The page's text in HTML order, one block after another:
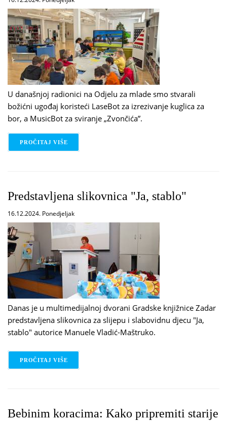
U današnjoj radionici na Odjelu za mlade smo stvarali
božićni ugođaj koristeći LaseBot za izrezivanje kuglica za
bor, a MusicBot za sviranje „Zvončića”.
PROČITAJ VIŠE
Predstavljena slikovnica "Ja, stablo"
16.12.2024. Ponedjeljak
Danas je u multimedijalnoj dvorani Gradske knjižnice Zadar
predstavljena slikovnica za slijepu i slabovidnu djecu "Ja,
stablo" autorice Manuele Vladić-Maštruko.
PROČITAJ VIŠE
Bebinim koracima: Kako pripremiti starije